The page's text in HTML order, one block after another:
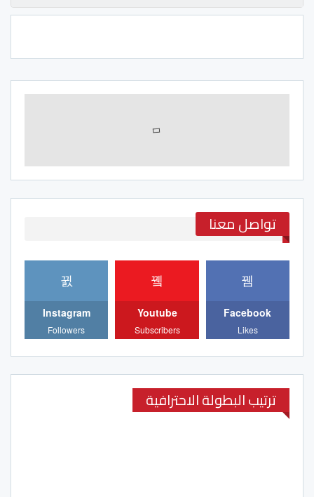
تواصل معنا
Facebook
Likes
Youtube
Subscribers
Instagram
Followers
ترتيب البطولة الاحترافية